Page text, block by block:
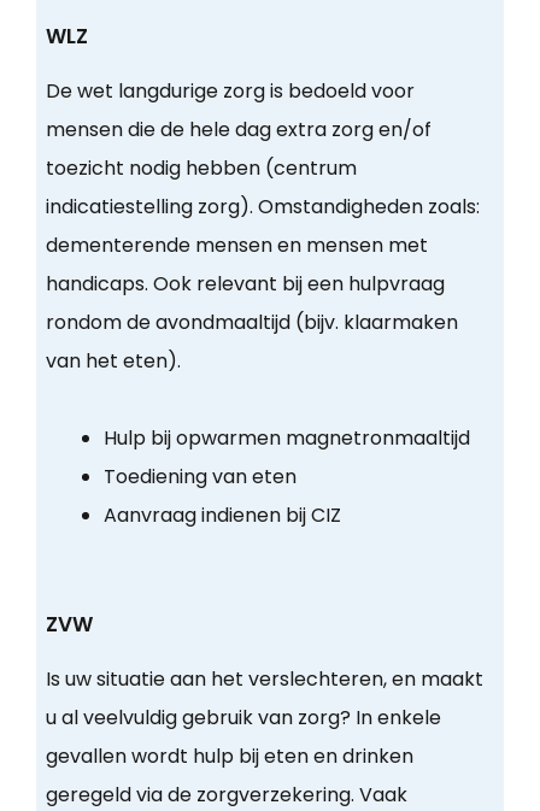
WLZ
De wet langdurige zorg is bedoeld voor
mensen die de hele dag extra zorg en/of
toezicht nodig hebben (centrum
indicatiestelling zorg). Omstandigheden zoals:
dementerende mensen en mensen met
handicaps. Ook relevant bij een hulpvraag
rondom de avondmaaltijd (bijv. klaarmaken
van het eten).
Hulp bij opwarmen magnetronmaaltijd
Toediening van eten
Aanvraag indienen bij CIZ
ZVW
Is uw situatie aan het verslechteren, en maakt
u al veelvuldig gebruik van zorg? In enkele
gevallen wordt hulp bij eten en drinken
geregeld via de zorgverzekering. Vaak